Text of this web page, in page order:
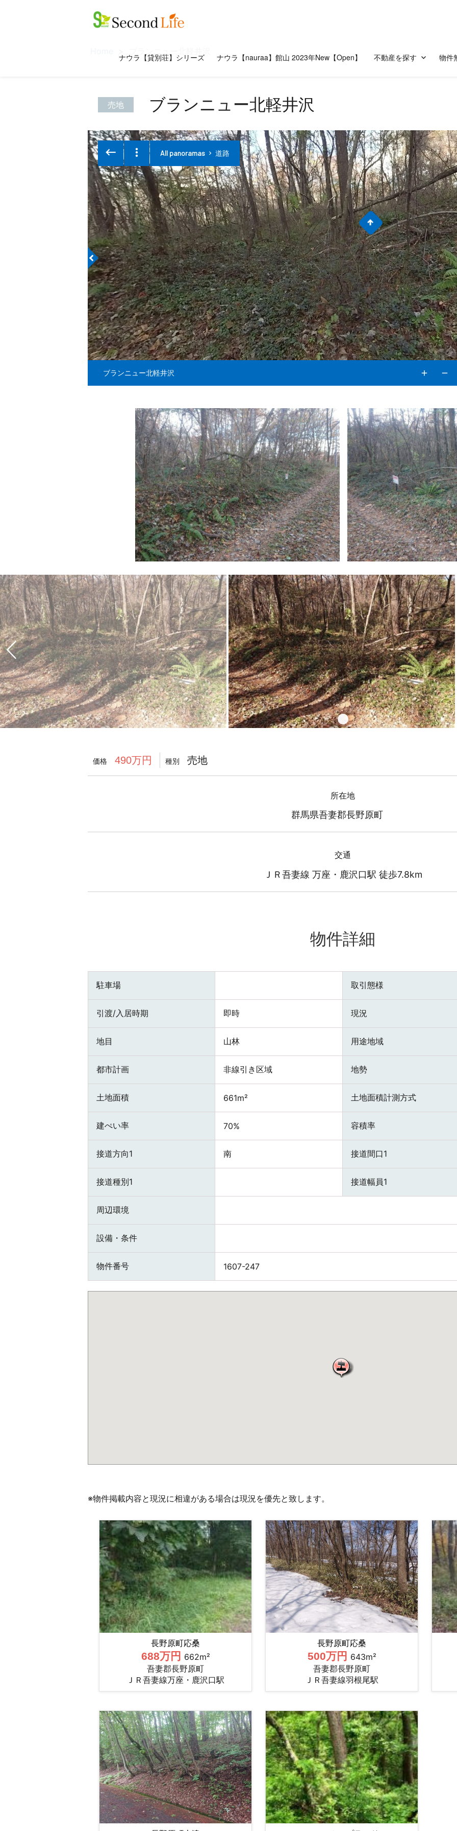
ナウラ【貸別荘】シリーズ ナウラ【nauraa】館山 2023年New【Open】 不動産を探す 物件
売地 ブランニュー北軽井沢
価格 490万円 種別 売地
所在地
群馬県吾妻郡長野原町
交通
ＪＲ吾妻線 万座・鹿沢口駅 徒歩7.8km
物件詳細
駐車場 取引態様
引渡/入居時期 即時 現況
地目 山林 用途地域
都市計画 非線引き区域 地勢
土地面積 661m² 土地面積計測方式
建ぺい率 70% 容積率
接道方向1 南 接道間口1
接道種別1 接道幅員1
周辺環境
設備・条件
物件番号 1607-247
※物件掲載内容と現況に相違がある場合は現況を優先と致します。
長野原町応桑
688万円 662m²
吾妻郡長野原町
ＪＲ吾妻線万座・鹿沢口駅
長野原町応桑
500万円 643m²
吾妻郡長野原町
ＪＲ吾妻線羽根尾駅